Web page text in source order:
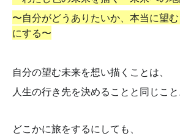
〜自分がどうありたいか、本当に望
にする〜
自分の望む未来を想い描くことは、
人生の行き先を決めることと同じこと
どこかに旅をするにしても、